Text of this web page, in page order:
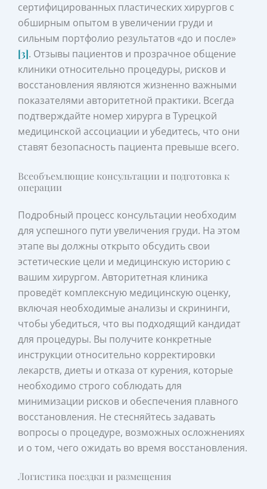
сертифицированных пластических хирургов с
обширным опытом в увеличении груди и
сильным портфолио результатов «до и после»
[3]. Отзывы пациентов и прозрачное общение
клиники относительно процедуры, рисков и
восстановления являются жизненно важными
показателями авторитетной практики. Всегда
подтверждайте номер хирурга в Турецкой
медицинской ассоциации и убедитесь, что они
ставят безопасность пациента превыше всего.
Всеобъемлющие консультации и подготовка к
операции
Подробный процесс консультации необходим
для успешного пути увеличения груди. На этом
этапе вы должны открыто обсудить свои
эстетические цели и медицинскую историю с
вашим хирургом. Авторитетная клиника
проведёт комплексную медицинскую оценку,
включая необходимые анализы и скрининги,
чтобы убедиться, что вы подходящий кандидат
для процедуры. Вы получите конкретные
инструкции относительно корректировки
лекарств, диеты и отказа от курения, которые
необходимо строго соблюдать для
минимизации рисков и обеспечения плавного
восстановления. Не стесняйтесь задавать
вопросы о процедуре, возможных осложнениях
и о том, чего ожидать во время восстановления.
Логистика поездки и размещения